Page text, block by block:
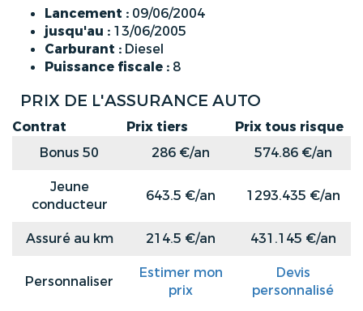
Lancement : 09/06/2004
jusqu'au : 13/06/2005
Carburant : Diesel
Puissance fiscale : 8
PRIX DE L'ASSURANCE AUTO
Contrat Prix tiers
Prix tous risque
Bonus 50
286 €/an
574.86 €/an
Jeune
conducteur
643.5 €/an 1293.435 €/an
Assuré au km 214.5 €/an 431.145 €/an
Personnaliser
Estimer mon
prix
Devis
personnalisé